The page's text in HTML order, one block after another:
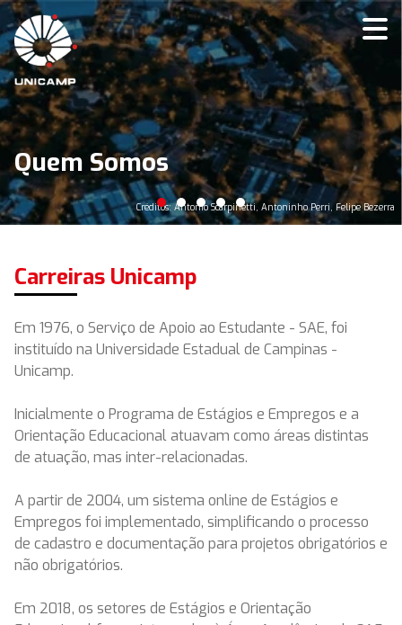
Quem Somos
Créditos: Antonio Scarpinetti, Antoninho Perri, Felipe Bezerra
Carreiras Unicamp
Em 1976, o Serviço de Apoio ao Estudante - SAE, foi
instituído na Universidade Estadual de Campinas -
Unicamp.
Inicialmente o Programa de Estágios e Empregos e a
Orientação Educacional atuavam como áreas distintas
de atuação, mas inter-relacionadas.
A partir de 2004, um sistema online de Estágios e
Empregos foi implementado, simplificando o processo
de cadastro e documentação para projetos obrigatórios e
não obrigatórios.
Em 2018, os setores de Estágios e Orientação